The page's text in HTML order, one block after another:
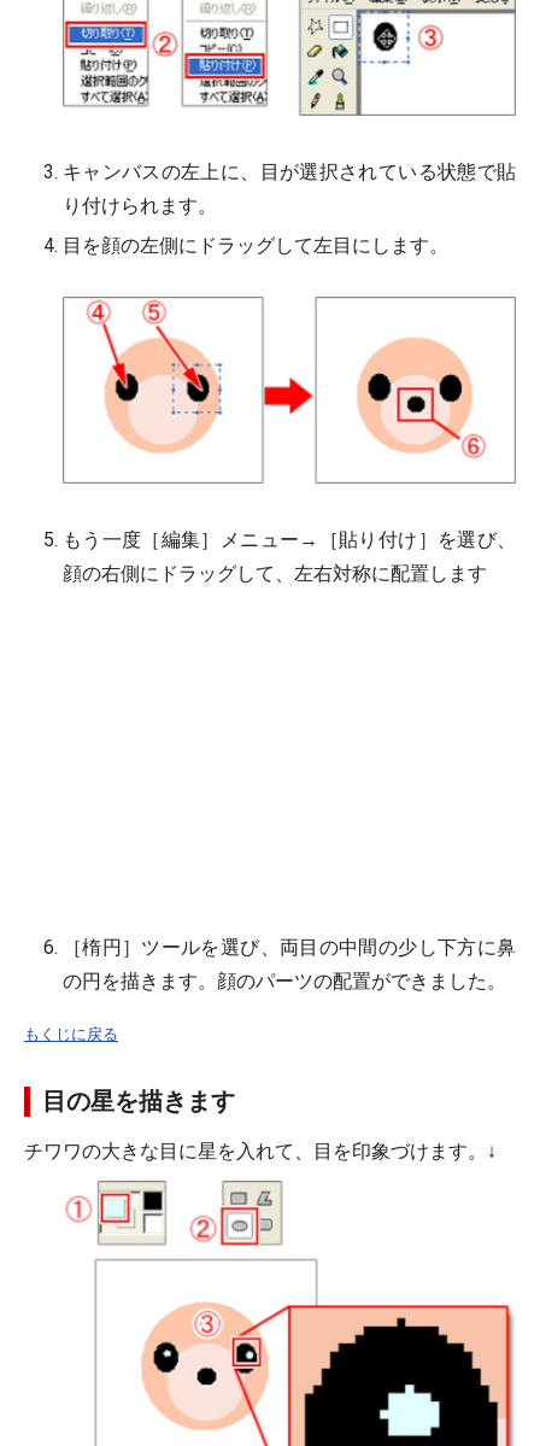
キャンバスの左上に、目が選択されている状態で貼
り付けられます。
目を顔の左側にドラッグして左目にします。
もう一度［編集］メニュー→［貼り付け］を選び、
顔の右側にドラッグして、左右対称に配置します
［楕円］ツールを選び、両目の中間の少し下方に鼻
の円を描きます。顔のパーツの配置ができました。
もくじに戻る
目の星を描きます
チワワの大きな目に星を入れて、目を印象づけます。↓